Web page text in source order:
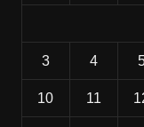
3 4
10 11